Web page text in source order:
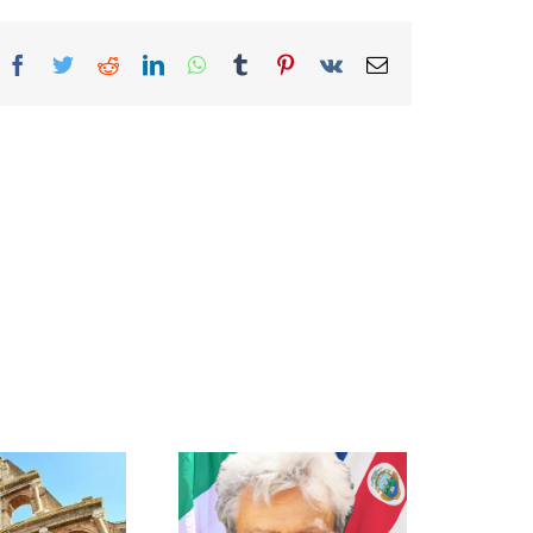
Facebook
TwitterRedditLinkedInWhatsApp
TumblrPinterest
Vk
Correo